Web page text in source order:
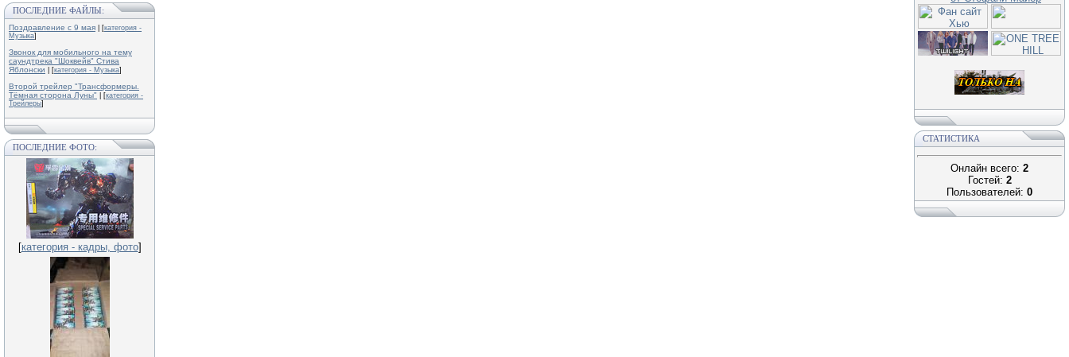
ПОСЛЕДНИЕ ФАЙЛЫ:
Поздравление с 9 мая | [категория -
Музыка]
Звонок для мобильного на тему
саундтрека "Шоквейв" Стива
Яблонски
| [категория - Музыка]
Второй трейлер "Трансформеры.
Тёмная сторона Луны"
| [категория -
Трейлеры]
ПОСЛЕДНИЕ ФОТО:
[категория - кадры, фото]
СТАТИСТИКА
Онлайн всего: 2
Гостей: 2
Пользователей: 0